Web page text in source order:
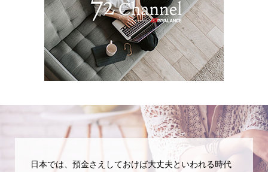
日本では、預金さえしておけば大丈夫といわれる時代